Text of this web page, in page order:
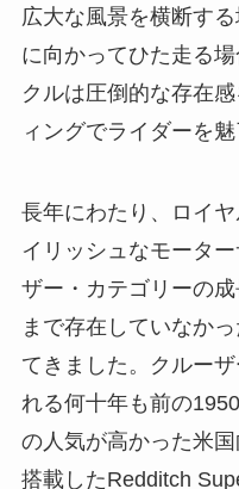
広大な風景を横断す
に向かってひた走る
クルは圧倒的な存在
ィングでライダーを魅
長年にわたり、ロイ
イリッシュなモータ
ザー・カテゴリーの
まで存在していなか
てきました。クルー
れる何十年も前の
の人気が高かった米
搭載したRedditch